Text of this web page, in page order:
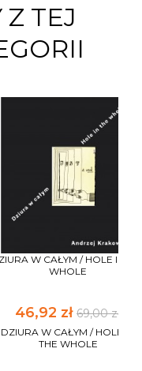
TEJ
W CAŁYM / HOLE IN
WHOLE
46,92 zł 69,00 zł
DZIURA W CAŁYM / HOLE IN
THE WHOLE